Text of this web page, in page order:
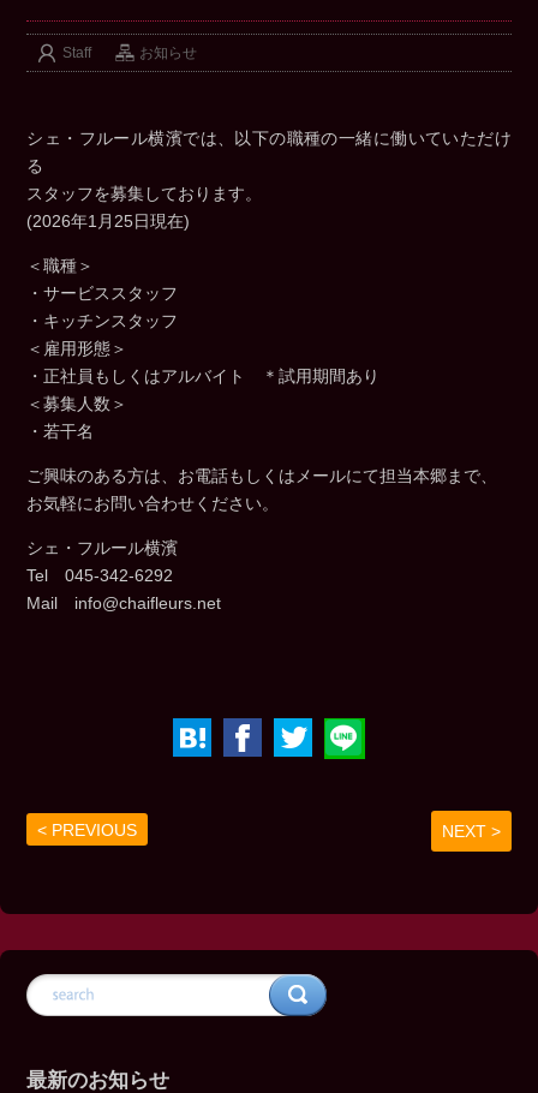
Staff お知らせ
シェ・フルール横濱では、以下の職種の一緒に働いていただけ
る
スタッフを募集しております。
(2026年1月25日現在)
＜職種＞
・サービススタッフ
・キッチンスタッフ
＜雇用形態＞
・正社員もしくはアルバイト ＊試用期間あり
＜募集人数＞
・若干名
ご興味のある方は、お電話もしくはメールにて担当本郷まで、
お気軽にお問い合わせください。
シェ・フルール横濱
Tel 045-342-6292
Mail info@chaifleurs.net
< PREVIOUS NEXT >
最新のお知らせ